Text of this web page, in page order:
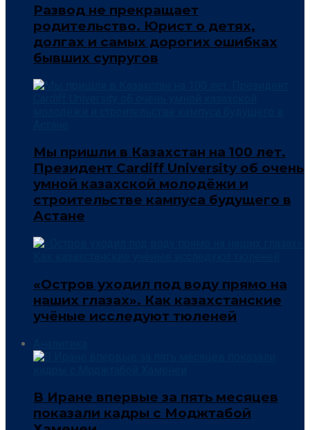
Развод не прекращает
родительство. Юрист о детях,
долгах и самых дорогих ошибках
бывших супругов
Мы пришли в Казахстан на 100 лет.
Президент Cardiff University об очень
умной казахской молодёжи и
строительстве кампуса будущего в
Астане
«Остров уходил под воду прямо на
наших глазах». Как казахстанские
учёные исследуют тюленей
В Иране впервые за пять месяцев
показали кадры с Моджтабой